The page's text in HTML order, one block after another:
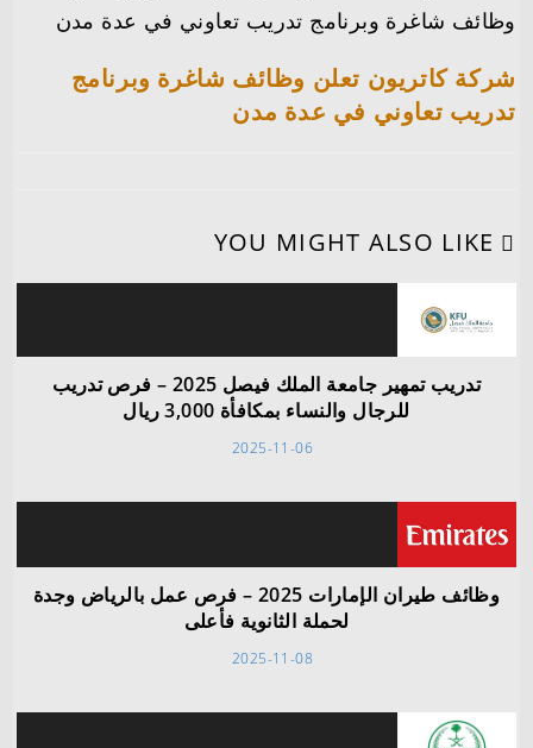
وظائف شاغرة وبرنامج تدريب تعاوني في عدة مدن
شركة كاتريون تعلن وظائف شاغرة وبرنامج
تدريب تعاوني في عدة مدن
YOU MIGHT ALSO LIKE
تدريب تمهير جامعة الملك فيصل 2025 – فرص تدريب
للرجال والنساء بمكافأة 3,000 ريال
2025-11-06
وظائف طيران الإمارات 2025 – فرص عمل بالرياض وجدة
لحملة الثانوية فأعلى
2025-11-08